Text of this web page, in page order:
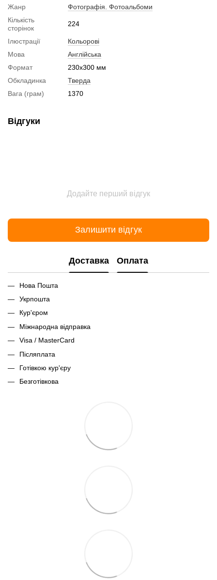
Жанр
Фотографія. Фотоальбоми
Кількість
сторінок
224
Ілюстрації
Кольорові
Мова
Англійська
Формат
230x300 мм
Обкладинка
Тверда
Вага (грам)
1370
Відгуки
Додайте перший відгук
Залишити відгук
Доставка Оплата
Нова Пошта
Укрпошта
Кур'єром
Міжнародна відправка
Visa / MasterCard
Післяплата
Готівкою кур'єру
Безготівкова